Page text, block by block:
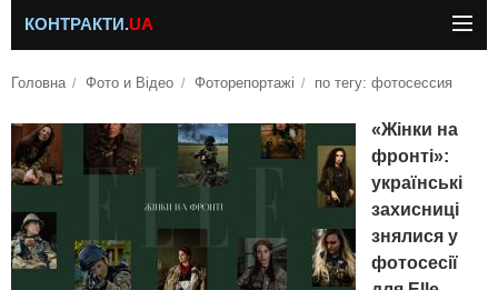
КОНТРАКТИ.UA
Головна Фото и Відео Фоторепортажі по тегу: фотосессия
«Жінки на
фронті»:
українські
захисниці
знялися у
фотосесії